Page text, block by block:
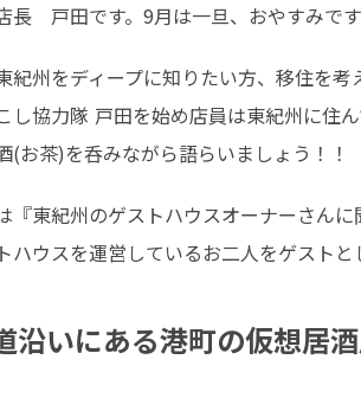
長　戸田です。9月は一旦、おやすみで
紀州をディープに知りたい方、移住を考
し協力隊 戸田を始め店員は東紀州に住
(お茶)を呑みながら語らいましょう！！
『東紀州のゲストハウスオーナーさん
ハウスを運営しているお二人をゲスト
沿いにある港町の仮想居酒